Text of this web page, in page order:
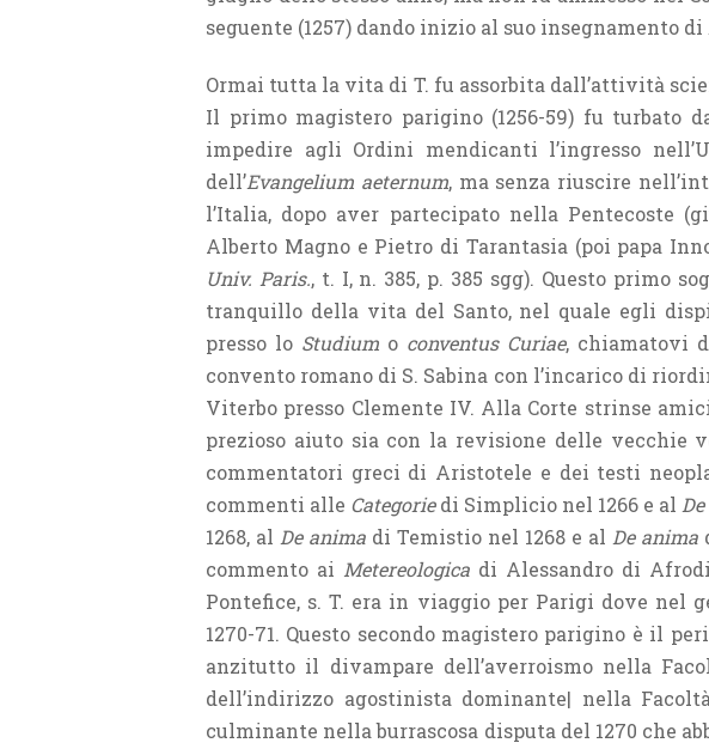
seguente (1257) dando inizio al suo insegnamento di
Ormai tutta la vita di T. fu assorbita dall’attività
Il primo magistero parigino (1256-59) fu turbato
impedire agli Ordini mendicanti l’ingresso
dell’Evangelium aeternum, ma senza riuscire
l’Italia, dopo aver partecipato nella Pentecoste
Alberto Magno e Pietro di Tarantasia (poi papa
Univ. Paris., t. I, n. 385, p. 385 sgg). Questo primo
tranquillo della vita del Santo, nel quale egli
presso lo Studiumo conventus Curiae, chiamatovi
convento romano di S. Sabina con l’incarico di
Viterbo presso Clemente IV. Alla Corte strinse
prezioso aiuto sia con la revisione delle
commentatori greci di Aristotele e dei testi
commenti alle Categoriedi Simplicio nel 1266 e al
1268, al De anima di Temistio nel 1268 e al De anima
commento ai Metereologica di Alessandro di
Pontefice, s. T. era in viaggio per Parigi dove nel
1270-71. Questo secondo magistero parigino è il
anzitutto il divampare dell’averroismo nella
dell’indirizzo agostinista dominante| nella
culminante nella burrascosa disputa del 1270 che